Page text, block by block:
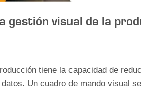
gestión visual de la
tiene la capacidad de
Un cuadro de mando visual